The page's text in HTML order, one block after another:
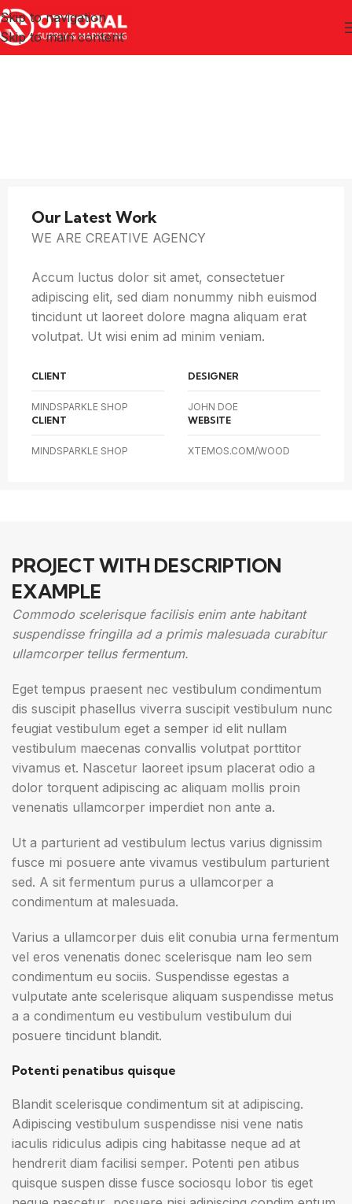
Skip to navigation
Skip to main content
Our Latest Work
WE ARE CREATIVE AGENCY
Accum luctus dolor sit amet, consectetuer
adipiscing elit, sed diam nonummy nibh euismod
tincidunt ut laoreet dolore magna aliquam erat
volutpat. Ut wisi enim ad minim veniam.
CLIENT
MINDSPARKLE SHOP
DESIGNER
JOHN DOE
CLIENT
MINDSPARKLE SHOP
WEBSITE
XTEMOS.COM/WOOD
PROJECT WITH DESCRIPTION
EXAMPLE
Commodo scelerisque facilisis enim ante habitant
suspendisse fringilla ad a primis malesuada curabitur
ullamcorper tellus fermentum.
Eget tempus praesent nec vestibulum condimentum
dis suscipit phasellus viverra suscipit vestibulum nunc
feugiat vestibulum eget a semper id elit nullam
vestibulum maecenas convallis volutpat porttitor
vivamus et. Nascetur laoreet ipsum placerat odio a
dolor torquent adipiscing ac aliquam mollis proin
venenatis ullamcorper imperdiet non ante a.
Ut a parturient ad vestibulum lectus varius dignissim
fusce mi posuere ante vivamus vestibulum parturient
sed. A sit fermentum purus a ullamcorper a
condimentum at malesuada.
Varius a ullamcorper duis elit conubia urna fermentum
vel eros venenatis donec scelerisque nam leo sem
condimentum eu sociis. Suspendisse egestas a
vulputate ante scelerisque aliquam suspendisse metus
a a condimentum eu vestibulum vestibulum dui
posuere tincidunt blandit.
Potenti penatibus quisque
Blandit scelerisque condimentum sit at adipiscing.
Adipiscing vestibulum suspendisse nisi vene natis
iaculis ridiculus adipis cing habitasse neque ad at
hendrerit diam facilisi semper. Potenti pen atibus
quisque suspen disse fusce sociosqu lobor tis eget